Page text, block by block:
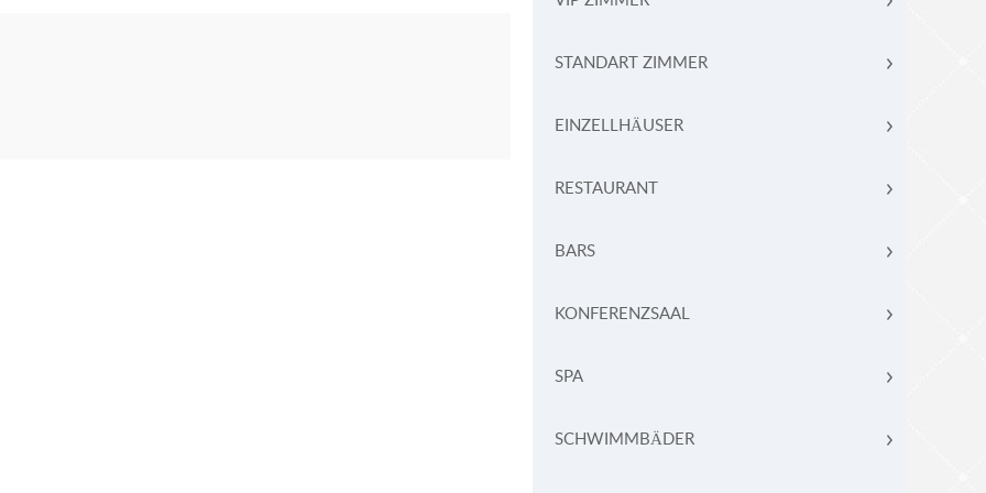
STANDART ZIMMER
EINZELLHÄUSER
RESTAURANT
BARS
KONFERENZSAAL
SPA
SCHWIMMBÄDER